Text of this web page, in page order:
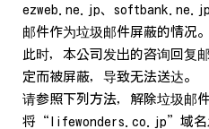
ezweb.ne.jp、softbank.ne.jp
邮件作为垃圾邮件屏蔽的情况。
此时，本公司发出的咨询回复
定而被屏蔽，导致无法送达。
请参照下列方法，解除垃圾邮
将“lifewonders.co.jp”域名